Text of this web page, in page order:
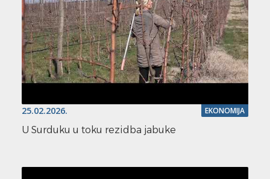
25.02.2026. EKONOMIJA
U Surduku u toku rezidba jabuke